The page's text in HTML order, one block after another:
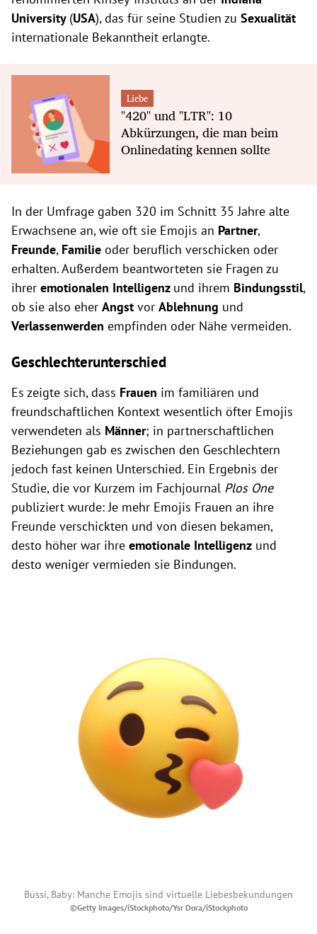
University (USA), das für seine Studien zu Sexualität
internationale Bekanntheit erlangte.
Liebe
"420" und "LTR": 10
Abkürzungen, die man beim
Onlinedating kennen sollte
In der Umfrage gaben 320 im Schnitt 35 Jahre alte
Erwachsene an, wie oft sie Emojis an Partner,
Freunde, Familie oder beruflich verschicken oder
erhalten. Außerdem beantworteten sie Fragen zu
ihrer emotionalen Intelligenz und ihrem Bindungsstil,
ob sie also eher Angst vor Ablehnung und
Verlassenwerden empfinden oder Nähe vermeiden.
Geschlechterunterschied
Es zeigte sich, dass Frauen im familiären und
freundschaftlichen Kontext wesentlich öfter Emojis
verwendeten als Männer; in partnerschaftlichen
Beziehungen gab es zwischen den Geschlechtern
jedoch fast keinen Unterschied. Ein Ergebnis der
Studie, die vor Kurzem im Fachjournal Plos One
publiziert wurde: Je mehr Emojis Frauen an ihre
Freunde verschickten und von diesen bekamen,
desto höher war ihre emotionale Intelligenz und
desto weniger vermieden sie Bindungen.
Bussi, Baby: Manche Emojis sind virtuelle Liebesbekundungen
©Getty Images/iStockphoto/Ysr Dora/iStockphoto